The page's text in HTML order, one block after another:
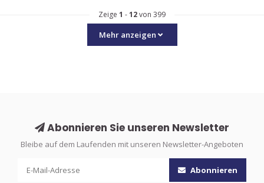
Zeige 1 -12von 399
Mehr anzeigen
Abonnieren Sie unseren Newsletter
Bleibe auf dem Laufenden mit unseren Newsletter-Angeboten
Abonnieren